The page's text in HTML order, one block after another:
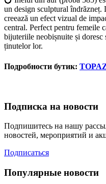
un design sculptural
creează un efect vizual de
central. Perfect pentru femeile
bijuteriile neobișnuite și doresc
ținutelor lor.
Подробности бутик:
Подписка на новости
Подпишитесь на нашу
новостей, мероприятий и
Подписаться
Популярные новости